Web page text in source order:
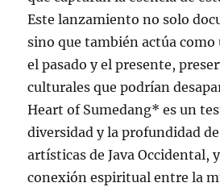
Este lanzamiento no solo
sino que también actúa
el pasado y el presente,
culturales que podrían
Heart of Sumedang* es un
diversidad y la profundidad
artísticas de Java Occidental,
conexión espiritual entre la